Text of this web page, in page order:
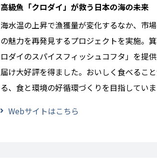
高級魚「クロダイ」が救う日本の海の未来
海水温の上昇で漁獲量が変化するなか、市
の魅力を再発見するプロジェクトを実施。
ロダイのスパイスフィッシュコフタ」を提
届け大好評を得ました。おいしく食べるこ
る、食と環境の好循環づくりを目指していま
Webサイトはこちら